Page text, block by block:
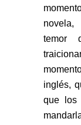
novela,
temor
inglés,
que los